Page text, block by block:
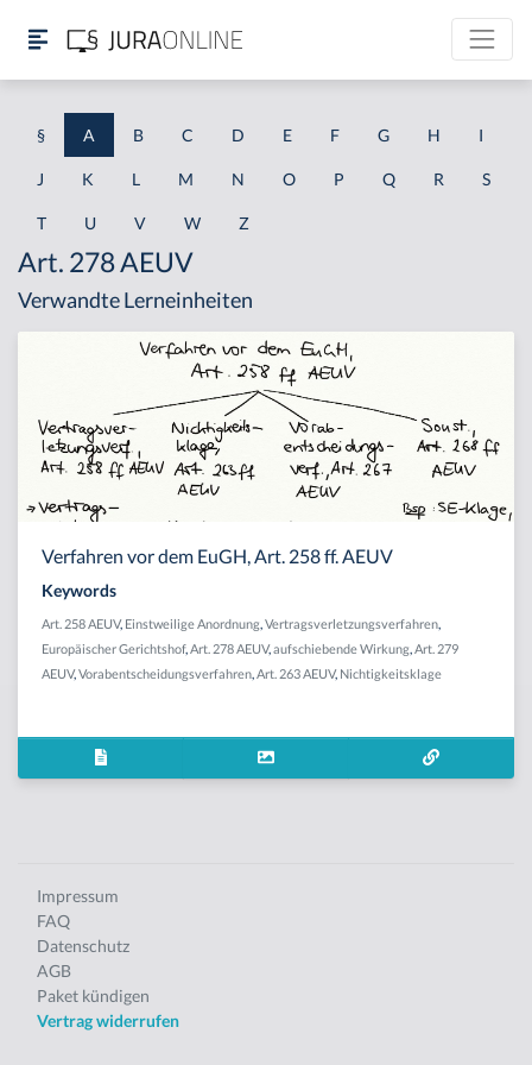
§ A B C D E F G H I
J K L M N O P Q R S
T U V W Z
Art. 278 AEUV
Verwandte Lerneinheiten
Verfahren vor dem EuGH, Art. 258 ff. AEUV
Keywords
Art. 258 AEUV, Einstweilige Anordnung Vertragsverletzungsverfahren
Europäischer Gerichtshof, Art. 278 AEUV, aufschiebende Wirkung Art. 279
AEUV,Vorabentscheidungsverfahren Art. 263 AEUV, Nichtigkeitsklage
Impressum
FAQ
Datenschutz
AGB
Paket kündigen
Vertrag widerrufen